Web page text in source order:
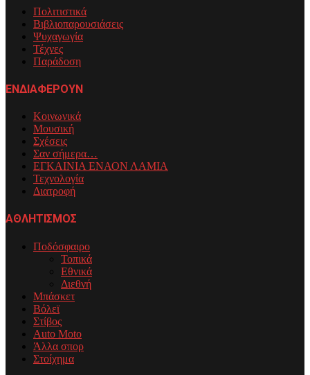
Πολιτιστικά
Βιβλιοπαρουσιάσεις
Ψυχαγωγία
Τέχνες
Παράδοση
ΕΝΔΙΑΦΕΡΟΥΝ
Κοινωνικά
Μουσική
Σχέσεις
Σαν σήμερα…
ΕΓΚΑΙΝΙΑ ΕΝΑΟΝ ΛΑΜΙΑ
Τεχνολογία
Διατροφή
ΑΘΛΗΤΙΣΜΟΣ
Ποδόσφαιρο
Τοπικά
Εθνικά
Διεθνή
Μπάσκετ
Βόλεϊ
Στίβος
Auto Moto
Άλλα σπορ
Στοίχημα